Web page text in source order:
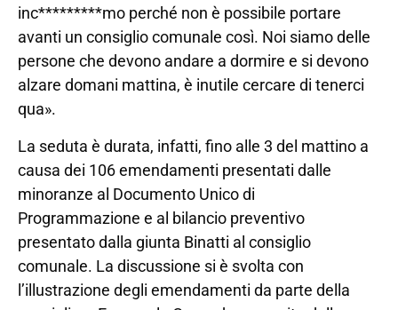
inc*********mo perché non è possibile portare
avanti un consiglio comunale così. Noi siamo delle
persone che devono andare a dormire e si devono
alzare domani mattina, è inutile cercare di tenerci
qua».
La seduta è durata, infatti, fino alle 3 del mattino a
causa dei 106 emendamenti presentati dalle
minoranze al Documento Unico di
Programmazione e al bilancio preventivo
presentato dalla giunta Binatti al consiglio
comunale. La discussione si è svolta con
l’illustrazione degli emendamenti da parte della